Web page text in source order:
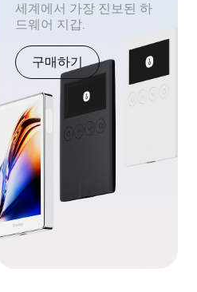
세계에서 가장 진보된 하
드웨어 지갑.
구매하기